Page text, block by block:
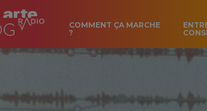
COMMENT ÇA MARCHE
?